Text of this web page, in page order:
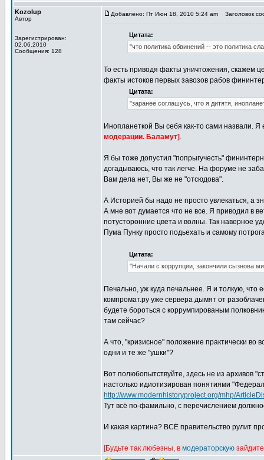
Kozolup
Автор
Зарегистрирован:
02.06.2010
Сообщения: 128
Добавлено: Пт Июн 18, 2010 5:24 am Заголовок
Цитата:
"что политика обвинений -- это политика
То есть приводя факты уничтожения, скажем
факты истоков первых завозов рабов
Цитата:
"заранее соглашусь, что я дитятя,
Инопланеткой Вы себя как-то сами назвали.
модерации. Баламут] .
Я бы тоже допустил "попрыгучесть"
догадываюсь, что так легче. На форуме не
Вам дела нет, Вы же не "отсюдова".
А Историей бы надо не просто увлекаться, а
А мне вот думается что не все. Я приводил в
потусторонние цвета и волны. Так наверное
Пума Пунку просто подьехать и самому
Цитата:
"Начали с коррупции, закончили сызнова
Печально, уж куда печальнее. Я и толкую,
компромат.ру уже сервера дымят от
будете бороться с коррумпированым
там сейчас?
А что, "кризисное" положение практически во
одни и те же "ушки"?
Вот полюбопытствуйте, здесь не из архивов
настолько идиотизирован понятиями
http://www.modernhistoryproject.org/mhp/
Тут всё по-фамильно, с перечислением
И какая картина? ВСЁ правительство рулит
[Будьте так любезны, в модераторскую